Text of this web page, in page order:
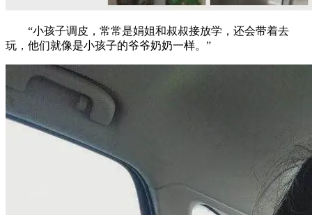
“小孩子调皮，常常是娟姐和叔叔接放学，还会带着去
玩，他们就像是小孩子的爷爷奶奶一样。”